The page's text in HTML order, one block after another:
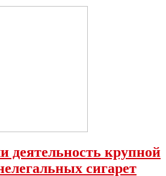
деятельность крупной
сигарет